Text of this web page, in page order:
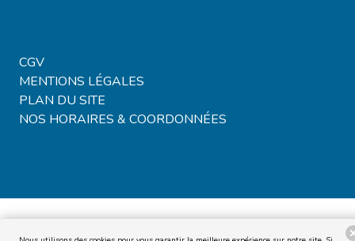
CGV
MENTIONS LÉGALES
PLAN DU SITE
NOS HORAIRES & COORDONNÉES